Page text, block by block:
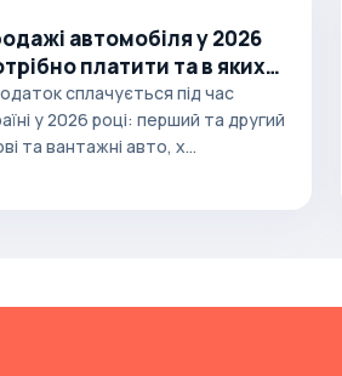
автомобіля у 2026
платити та в яких
сплачується під час
у 2026 році: перший та другий
та вантажні авто, х...